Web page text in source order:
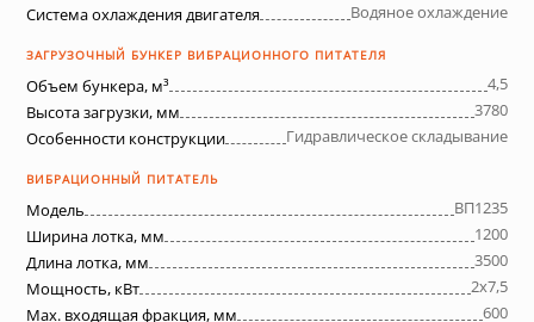
Система охлаждения двигателя
Водяное охлаждение
ЗАГРУЗОЧНЫЙ БУНКЕР ВИБРАЦИОННОГО ПИТАТЕЛЯ
Объем бункера, м³
4,5
Высота загрузки, мм
3780
Особенности конструкции
Гидравлическое складывание
ВИБРАЦИОННЫЙ ПИТАТЕЛЬ
Модель
ВП1235
Ширина лотка, мм
1200
Длина лотка, мм
3500
Мощность, кВт
2х7,5
Max. входящая фракция, мм
600